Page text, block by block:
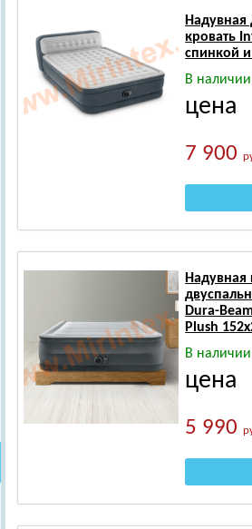
Надувная
кровать
спинкой
В наличии
цена
7 900
Надувная
Dura-
Plush
В наличии
цена
5 990